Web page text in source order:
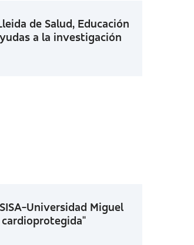
de Salud, Educación
a la investigación
Universidad Miguel
cardioprotegida"